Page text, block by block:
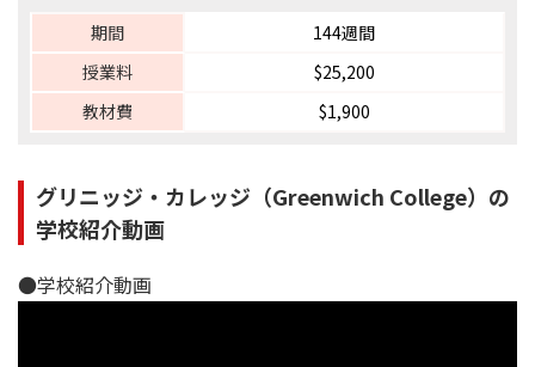
期間
144週間
授業料
$25,200
教材費
$1,900
グリニッジ・カレッジ（Greenwich College）の
学校紹介動画
●学校紹介動画